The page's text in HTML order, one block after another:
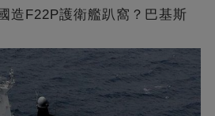
造F22P護衛艦趴窩？巴基斯